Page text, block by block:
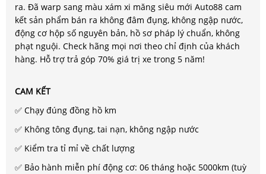
ra. Đã warp sang màu xám xi măng siêu mới Auto88 cam
kết sản phẩm bán ra không đâm đụng, không ngập nước,
động cơ hộp số nguyên bản, hồ sơ pháp lý chuẩn, không
phạt nguội. Check hãng mọi nơi theo chỉ định của khách
hàng. Hỗ trợ trả góp 70% giá trị xe trong 5 năm!
CAM KẾT
✅ Chạy đúng đồng hồ km
✅ Không tông đụng, tai nạn, không ngập nước
✅ Kiểm tra tỉ mỉ về chất lượng
✅ Bảo hành miễn phí động cơ: 06 tháng hoặc 5000km (tuỳ